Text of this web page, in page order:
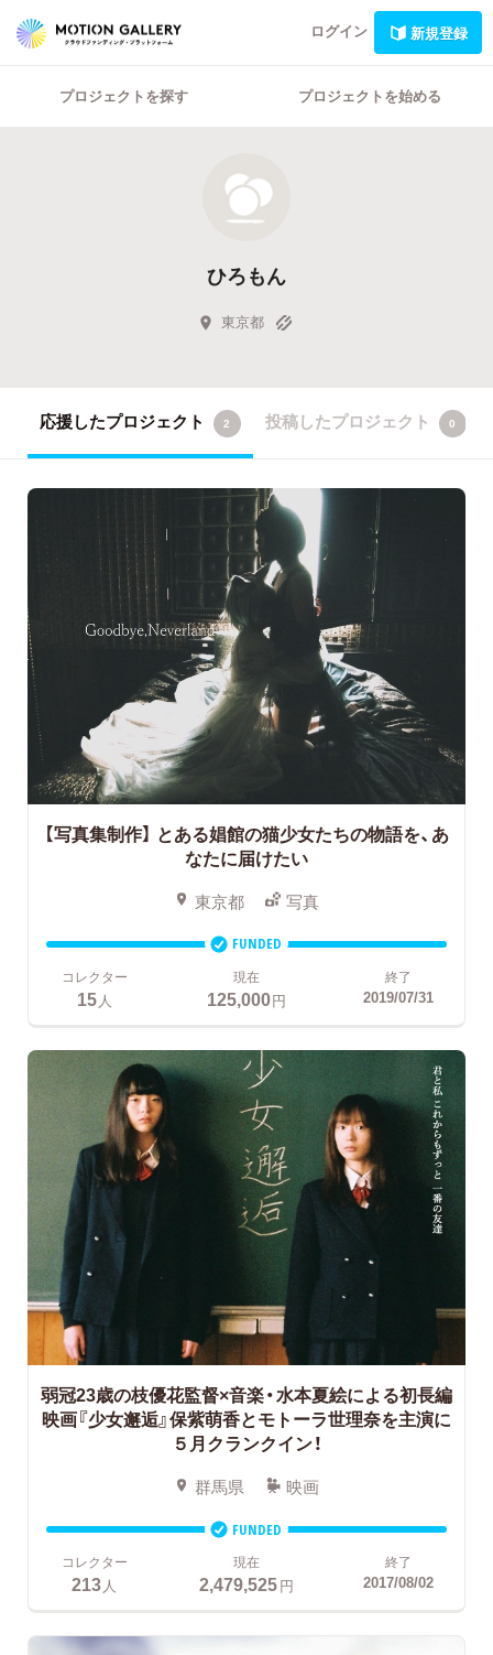
ログイン 新規登録
プロジェクトを探す プロジェクトを始める
ひろもん
東京都
応援したプロジェクト 2 投稿したプロジェクト 0
【写真集制作】 とある娼館の猫少女たちの物語を、あ
なたに届けたい
東京都 写真
FUNDED
コレクター
15 人
現在
125,000円
終了
2019/07/31
弱冠23歳の枝優花監督×音楽・水本夏絵による初長編
映画『少女邂逅』保紫萌香とモトーラ世理奈を主演に
５月クランクイン！
群馬県 映画
FUNDED
コレクター
213人
現在
2,479,525円
終了
2017/08/02